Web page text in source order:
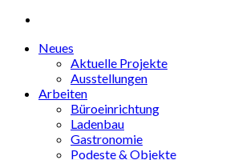
Neues
Aktuelle Projekte
Ausstellungen
Arbeiten
Büroeinrichtung
Ladenbau
Gastronomie
Podeste & Objekte